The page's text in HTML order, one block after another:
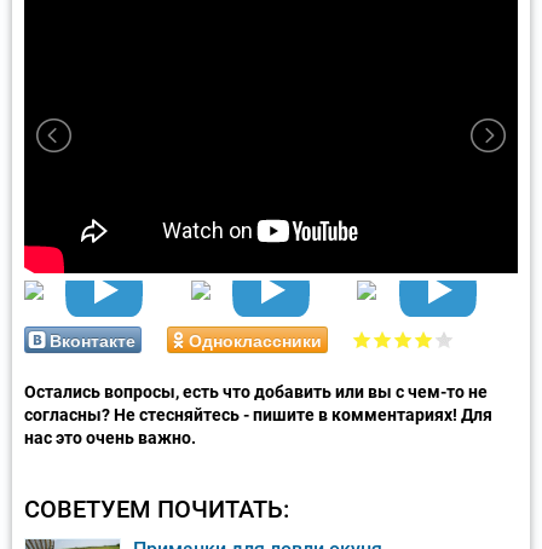
Вконтакте Одноклассники
Остались вопросы, есть что добавить или вы с чем-то не
согласны? Не стесняйтесь - пишите в комментариях! Для
нас это очень важно.
СОВЕТУЕМ ПОЧИТАТЬ: